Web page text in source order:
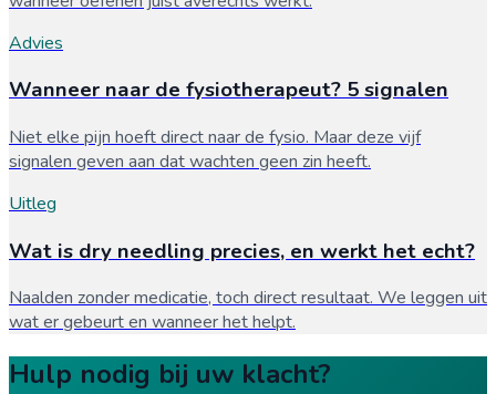
Advies
Wanneer naar de fysiotherapeut? 5 signalen
Niet elke pijn hoeft direct naar de fysio. Maar deze vijf
signalen geven aan dat wachten geen zin heeft.
Uitleg
Wat is dry needling precies, en werkt het echt?
Naalden zonder medicatie, toch direct resultaat. We leggen uit
wat er gebeurt en wanneer het helpt.
Hulp nodig bij uw klacht?